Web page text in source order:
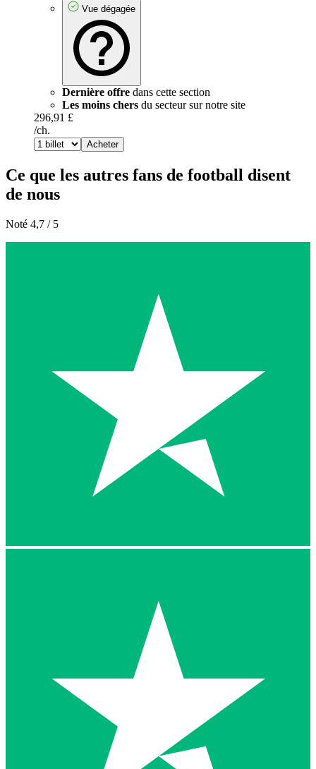
Vue dégagée
Dernière offre dans cette section
Les moins chers du secteur sur notre site
296,91 £
/ch.
Acheter
Ce que les autres fans de football disent
de nous
Noté 4,7 / 5